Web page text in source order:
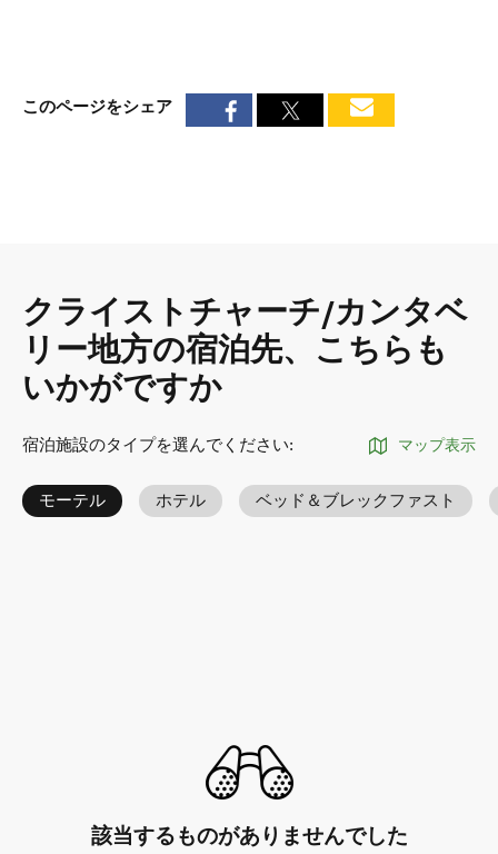
このページをシェア
クライストチャーチ/カンタベ
リー地方の宿泊先、こちらも
いかがですか
宿泊施設のタイプを選んでください: マップ表示
モーテル ホテル ベッド＆ブレックファスト
該当するものがありませんでした